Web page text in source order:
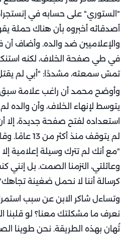
"الستوري" على حسابه في
أصدقائه أخبروه بأن هناك حملة
والإعلاميين ضد والده. وأضاف أن
في طي صفحة الخلاف، لكنه استنكر
تمسّ سمعته، مشددًا: "أبي لم
وأوضح محمد أن راغب علامة سبق
يتوسط لإنهاء الخلاف، وأن والده
استعداده لفتح صفحة جديدة،
لم يتوقف منذ
"مع أنك لم تترك وسيلة إعلامية
وعائلتي، التزمنا الصمت. بل
كرسالة أننا لا نحمل ضغينة
وتساءل شاكر الابن عن سبب
نعرف ما مشكلتك معنا؟ لو قلبنا
تُهان بهذه الطريقة. نحن طوينا